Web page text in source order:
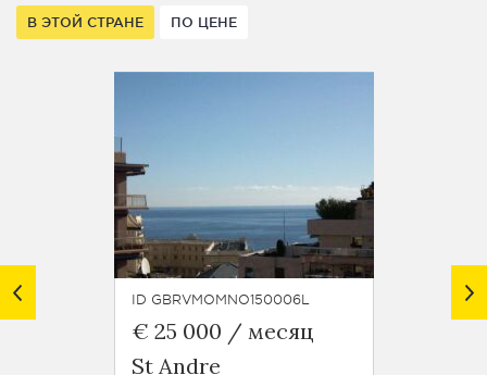
В ЭТОЙ СТРАНЕ ПО ЦЕНЕ
ID GBRVMOMNO150006L
€ 25 000 / месяц
St Andre
ID